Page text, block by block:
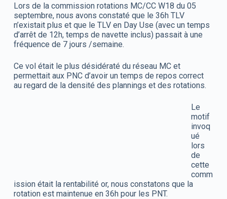
Lors de la commission rotations MC/CC W18 du 05
septembre, nous avons constaté que le 36h TLV
n’existait plus et que le TLV en Day Use (avec un temps
d’arrêt de 12h, temps de navette inclus) passait à une
fréquence de 7 jours /semaine.
Ce vol était le plus désidératé du réseau MC et
permettait aux PNC d’avoir un temps de repos correct
au regard de la densité des plannings et des rotations.
Le
motif
invoq
ué
lors
de
cette
comm
ission était la rentabilité or, nous constatons que la
rotation est maintenue en 36h pour les PNT.